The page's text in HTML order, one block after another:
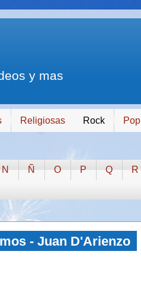
y mas
Religiosas Rock Pop
N Ñ O P Q R
- Juan D'Arienzo